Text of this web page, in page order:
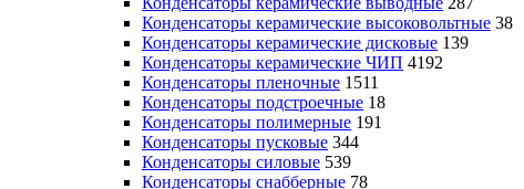
Конденсаторы керамические высоковольтные 38
Конденсаторы керамические дисковые 139
Конденсаторы керамические ЧИП 4192
Конденсаторы пленочные 1511
Конденсаторы подстроечные 18
Конденсаторы полимерные 191
Конденсаторы пусковые 344
Конденсаторы силовые 539
Конденсаторы снабберные 78